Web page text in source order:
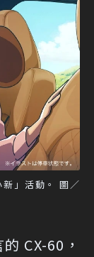
」活動。 圖／
CX-60，